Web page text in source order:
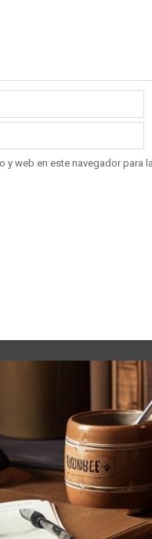
y web en este navegador para